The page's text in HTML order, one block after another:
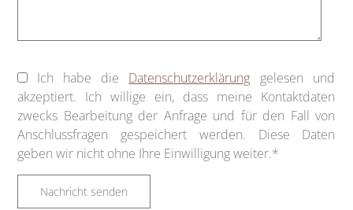
Ich habe die Datenschutzerklärung gelesen und
akzeptiert. Ich willige ein, dass meine Kontaktdaten
zwecks Bearbeitung der Anfrage und für den Fall von
Anschlussfragen gespeichert werden. Diese Daten
geben wir nicht ohne Ihre Einwilligung weiter.*
Nachricht senden